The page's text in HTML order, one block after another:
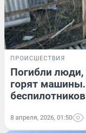
ПРОИСШЕСТВИЯ
Погибли люди,
горят машины.
8 апреля, 2026, 01:50